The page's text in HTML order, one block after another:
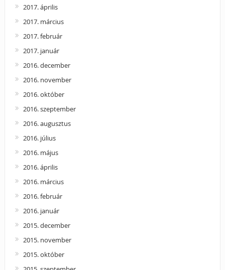
2017. április
2017. március
2017. február
2017. január
2016. december
2016. november
2016. október
2016. szeptember
2016. augusztus
2016. július
2016. május
2016. április
2016. március
2016. február
2016. január
2015. december
2015. november
2015. október